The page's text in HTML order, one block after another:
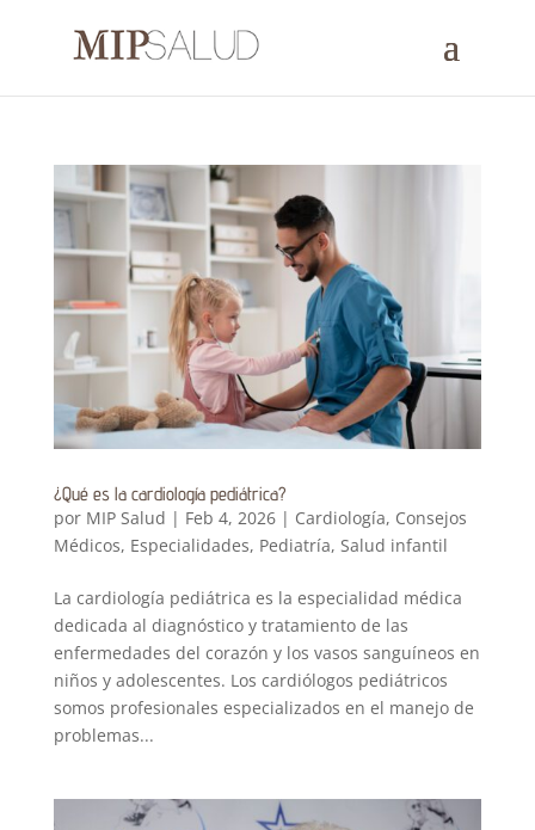
¿Qué es la cardiología pediátrica?
por MIP Salud | Feb 4, 2026| Cardiología, Consejos
Médicos, Especialidades, Pediatría, Salud infantil
La cardiología pediátrica es la especialidad médica
dedicada al diagnóstico y tratamiento de las
enfermedades del corazón y los vasos sanguíneos en
niños y adolescentes. Los cardiólogos pediátricos
somos profesionales especializados en el manejo de
problemas...